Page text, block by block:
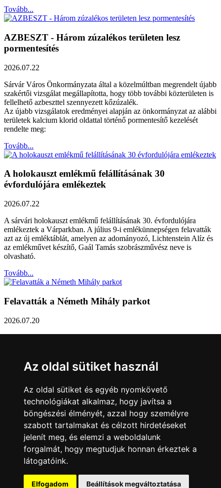
Az oldal sütiket használ
Az oldal sütiket és egyéb nyomkövető
technológiákat alkalmaz, hogy javítsa a
böngészési élményét, azzal hogy személyre
szabott tartalmakat és célzott hirdetéseket
jelenít meg, és elemzi a weboldalunk
forgalmát, hogy megtudjuk honnan érkeztek a
látogatóink.
Elfogadom Beállítások megváltoztatása
Tovább...
AZBESZT - Három zúzalékos területen lesz
pormentesítés
2026.07.22
Sárvár Város Önkormányzata által a közelmúltban megrendelt újabb
szakértői vizsgálat megállapította, hogy több további közterületen is
fellelhető azbeszttel szennyezett kőzúzalék.
Az újabb vizsgálatok eredményei alapján az önkormányzat az alábbi
területek kalcium klorid oldattal történő pormentesítő kezelését
rendelte meg:
Tovább...
A holokauszt emlékmű felállításának 30
évfordulójára emlékeztek
2026.07.22
A sárvári holokauszt emlékmű felállításának 30. évfordulójára
emlékeztek a Várparkban. A július 9-i emlékünnepségen felavatták
azt az új emléktáblát, amelyen az adományozó, Lichtenstein Alíz és
az emlékművet készítő, Gaál Tamás szobrászművész neve is
olvasható.
Tovább...
Felavatták a Németh Mihály parkot
2026.07.20
Közlemény a sárvári képviselő-testület rendkívüli
üléseiről
2026.07.20
A sárvári képviselő-testület július 13-án és 16-án is rendkívüli ülést
tartott. Zárt ülésen tárgyalta a Sárvári Gyógyfürdő Kft. Felügyelő
Bizottsága által elrendelt vizsgálat eredményét, amely többek között
– a sajtóban is nagy visszhangot kapott - megbízási jogviszony